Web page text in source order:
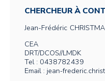
CHERCHEUR À
Jean-Frédéric
CEA
DRT/DCOS//LMDK
Tel : 0438782439
Email : jean-